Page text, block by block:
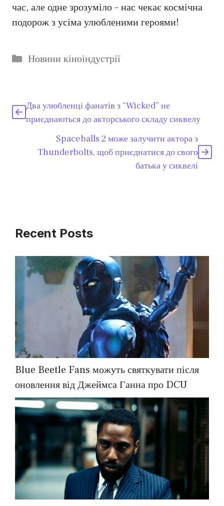
час, але одне зрозуміло – нас чекає космічна
подорож з усіма улюбленими героями!
Категорії
Новини кіноіндустрії
Два улюбленці фанатів з “Wicked” не
приєднаються до акторського складу сиквелу
Spaceballs 2 може залучити актора з
Thunderbolts, щоб приєднатися до свого
батька у сиквелі
Recent Posts
Blue Beetle Fans можуть святкувати після
оновлення від Джеймса Ганна про DCU